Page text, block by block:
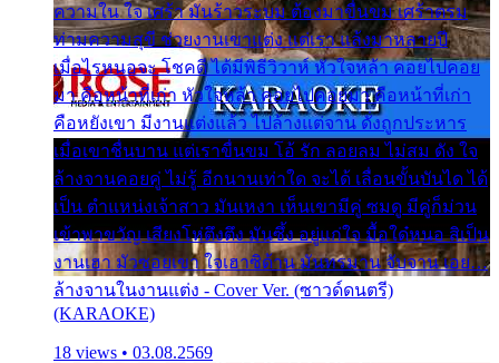
ความใน ใจ เศร้า มันร้าวระบม ต้องมาขื่นขม เศร้าตรม
ท่ามความสุขี ช่วยงานเขาแต่ง แต่เรา แล้งมาหลายปี
เมื่อไรหนอจะ โชคดี ได้มีพิธีวิวาห์ หัวใจหล้า คอยไปคอย
มา คือหน้าที่เก่า หัวใจหล้า คอยไปคอยมา คือหน้าที่เก่า
คือหยังเขา มีงานแต่งแล้ว ไปล้างแต่จาน ดั่งถูกประหาร
เมื่อเขาชื่นบาน แต่เราขื่นขม โอ้ รัก ลอยลม ไม่สม ดัง ใจ
ล้างจานคอยคู่ ไม่รู้ อีกนานเท่าใด จะได้ เลื่อนขั้นบันได ได้
เป็น ตำแหน่งเจ้าสาว มันเหงา เห็นเขามีคู่ ซมดู มีคู่ก็ม่วน
เข้าพาขวัญ เสียงโห่ตึงตึง มันซึ้ง อยู่แก่ใจ มื้อใด๋หนอ สิเป็น
งานเฮา มัวซอยเขา ใจเฮาซิด้าน มันทรมาน จับจาน เอย…
ล้างจานในงานแต่ง - Cover Ver. (ซาวด์ดนตรี)
(KARAOKE)
18 views • 03.08.2569